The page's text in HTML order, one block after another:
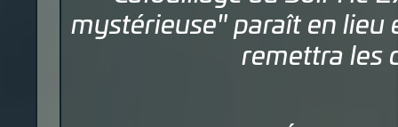
mystérieuse" paraît en lieu
remettra les